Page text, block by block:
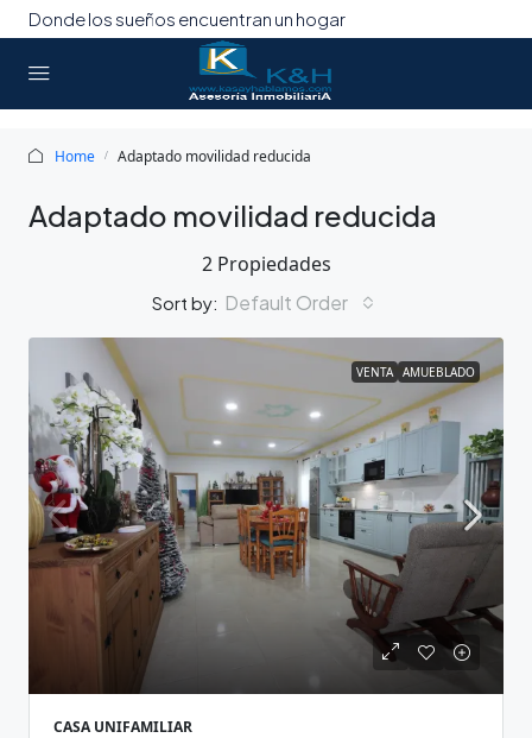
Donde los sueños encuentran un hogar
Home Adaptado movilidad reducida
Adaptado movilidad reducida
2 Propiedades
Sort by: Default Order
VENTA AMUEBLADO
CASA UNIFAMILIAR